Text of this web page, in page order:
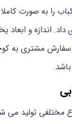
را به صورت
اندازه و ابعاد
سفارش مشتری به
مختلفی تولید می